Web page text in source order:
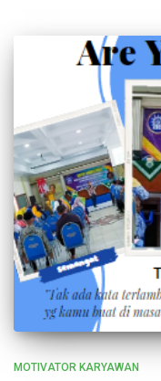
MOTIVATOR KARYAWAN